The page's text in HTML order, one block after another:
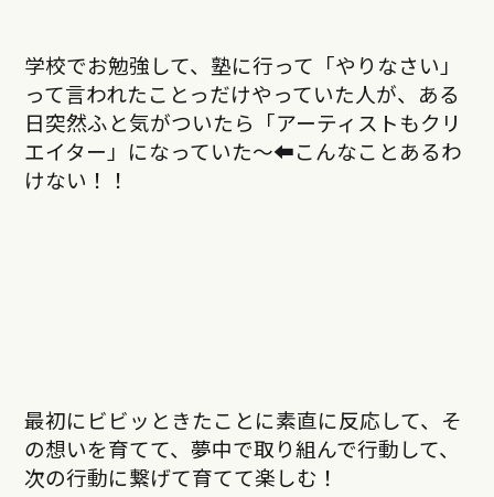
学校でお勉強して、塾に行って「やりなさい」
って言われたことっだけやっていた人が、ある
日突然ふと気がついたら「アーティストもクリ
エイター」になっていた〜⬅︎こんなことあるわ
けない！！
最初にビビッときたことに素直に反応して、そ
の想いを育てて、夢中で取り組んで行動して、
次の行動に繋げて育てて楽しむ！